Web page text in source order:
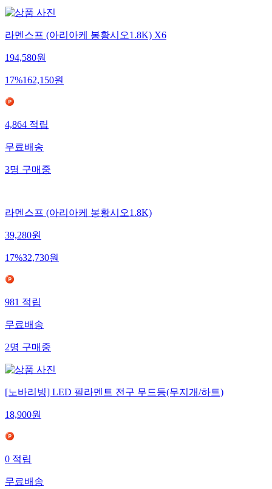
라멘스프 (아리아케 봉황시오1.8K) X6
194,580원
17%162,150원
4,864적립
무료배송
3명구매중
라멘스프 (아리아케 봉황시오1.8K)
39,280원
17%32,730원
981적립
무료배송
2명구매중
[노바리빙] LED 필라멘트 전구 무드등(무지개/하트)
18,900원
0적립
무료배송